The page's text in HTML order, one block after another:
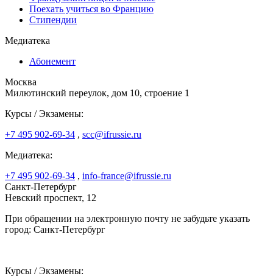
Поехать учиться во Францию
Стипендии
Медиатека
Абонемент
Москва
Милютинский переулок, дом 10, строение 1
Курсы / Экзамены:
+7 495 902-69-34 , scc@ifrussie.ru
Медиатека:
+7 495 902-69-34 , info-france@ifrussie.ru
Санкт-Петербург
Невский проспект, 12
При обращении на электронную почту не забудьте указать
город: Санкт-Петербург
Курсы / Экзамены: